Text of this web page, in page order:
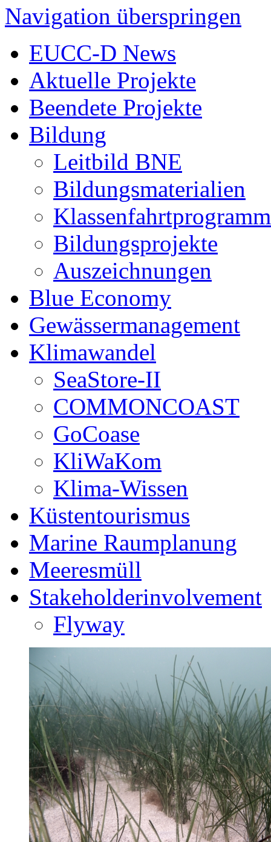
Navigation überspringen
EUCC-D News
Aktuelle Projekte
Beendete Projekte
Bildung
Leitbild BNE
Bildungsmaterialien
Klassenfahrtprogramm
Bildungsprojekte
Auszeichnungen
Blue Economy
Gewässermanagement
Klimawandel
SeaStore-II
COMMONCOAST
GoCoase
KliWaKom
Klima-Wissen
Küstentourismus
Marine Raumplanung
Meeresmüll
Stakeholderinvolvement
Flyway